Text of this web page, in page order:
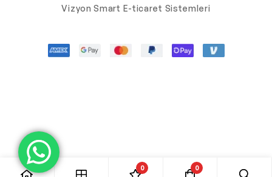
Vizyon Smart E-ticaret Sistemleri
0 0